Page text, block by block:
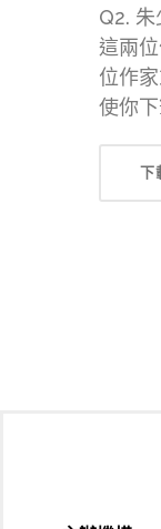
Q2.
這兩
位作
使你
下